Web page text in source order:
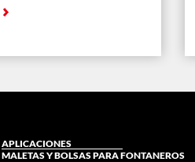
APLICACIONES
MALETAS Y BOLSAS PARA FONTANEROS